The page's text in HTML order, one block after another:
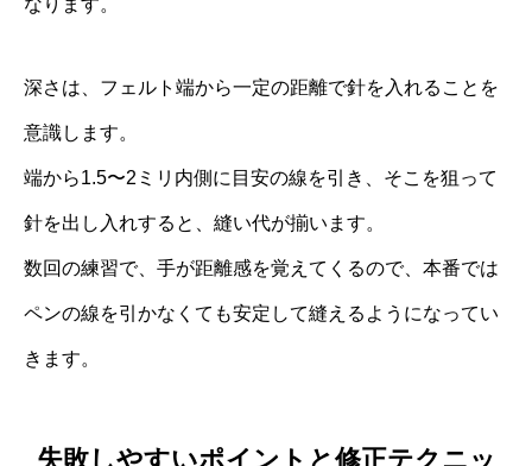
なります。
深さは、フェルト端から一定の距離で針を入れることを
意識します。
端から1.5〜2ミリ内側に目安の線を引き、そこを狙って
針を出し入れすると、縫い代が揃います。
数回の練習で、手が距離感を覚えてくるので、本番では
ペンの線を引かなくても安定して縫えるようになってい
きます。
失敗しやすいポイントと修正テクニッ